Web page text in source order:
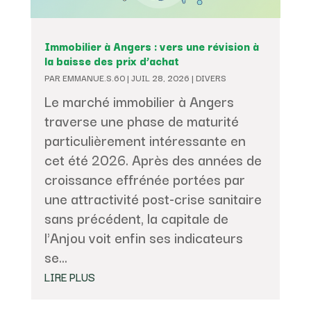
Immobilier à Angers : vers une révision à
la baisse des prix d’achat
PAR EMMANUE.S.60| JUIL 28, 2026 | DIVERS
Le marché immobilier à Angers
traverse une phase de maturité
particulièrement intéressante en
cet été 2026. Après des années de
croissance effrénée portées par
une attractivité post-crise sanitaire
sans précédent, la capitale de
l'Anjou voit enfin ses indicateurs
se...
LIRE PLUS